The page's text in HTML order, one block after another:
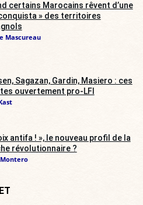
certains Marocains rêvent d’une
» des territoires
Mascureau
Sagazan, Gardin, Masiero : ces
ouvertement pro-LFI
antifa ! », le nouveau profil de la
révolutionnaire ?